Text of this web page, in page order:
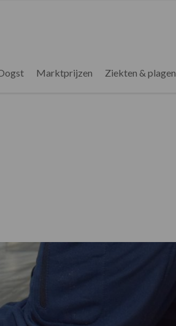
Marktprijzen Ziekten & plagen